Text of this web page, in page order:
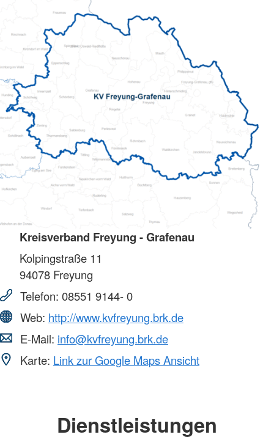
Kreisverband Freyung - Grafenau
Kolpingstraße 11
94078 Freyung
Telefon: 08551 9144- 0
Web: http://www.kvfreyung.brk.de
E-Mail: info@kvfreyung.brk.de
Karte: Link zur Google Maps Ansicht
Dienstleistungen